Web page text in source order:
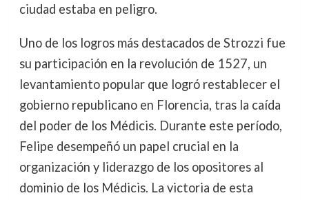
ciudad estaba en peligro.
Uno de los logros más destacados de Strozzi fue
su participación en la revolución de 1527, un
levantamiento popular que logró restablecer el
gobierno republicano en Florencia, tras la caída
del poder de los Médicis. Durante este período,
Felipe desempeñó un papel crucial en la
organización y liderazgo de los opositores al
dominio de los Médicis. La victoria de esta